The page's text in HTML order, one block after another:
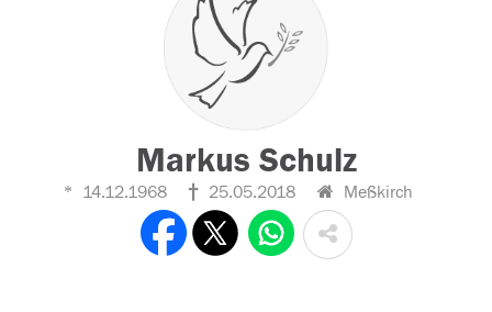
Markus Schulz
14.12.1968 25.05.2018 Meßkirch